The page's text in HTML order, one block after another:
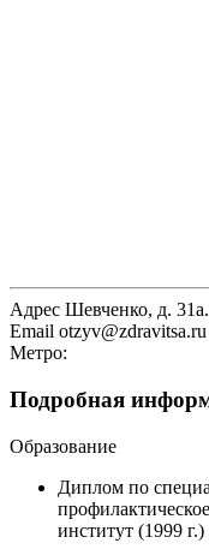
Адрес Шевченко, д. 31а.
Email otzyv@zdravitsa.ru
Метро:
Подробная
Образование
Диплом по
институт (1999 г.)